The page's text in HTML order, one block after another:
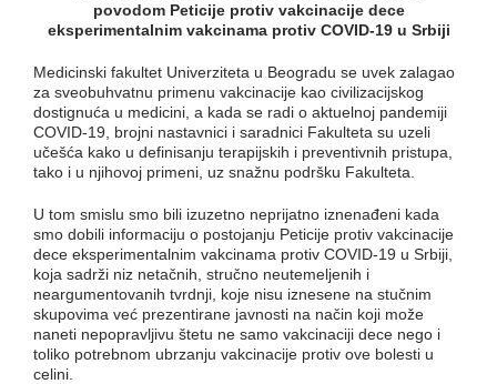
povodom Peticije protiv vakcinacije dece
eksperimentalnim vakcinama protiv COVID-19 u Srbiji
Medicinski fakultet Univerziteta u Beogradu se uvek zalagao
za sveobuhvatnu primenu vakcinacije kao civilizacijskog
dostignuća u medicini, a kada se radi o aktuelnoj pandemiji
COVID-19, brojni nastavnici i saradnici Fakulteta su uzeli
učešća kako u definisanju terapijskih i preventivnih pristupa,
tako i u njihovoj primeni, uz snažnu podršku Fakulteta.
U tom smislu smo bili izuzetno neprijatno iznenađeni kada
smo dobili informaciju o postojanju Peticije protiv vakcinacije
dece eksperimentalnim vakcinama protiv COVID-19 u Srbiji,
koja sadrži niz netačnih, stručno neutemeljenih i
neargumentovanih tvrdnji, koje nisu iznesene na stučnim
skupovima već prezentirane javnosti na način koji može
naneti nepopravljivu štetu ne samo vakcinaciji dece nego i
toliko potrebnom ubrzanju vakcinacije protiv ove bolesti u
celini.